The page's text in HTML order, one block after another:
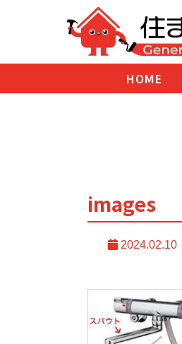
HOME
images
2024.02.10